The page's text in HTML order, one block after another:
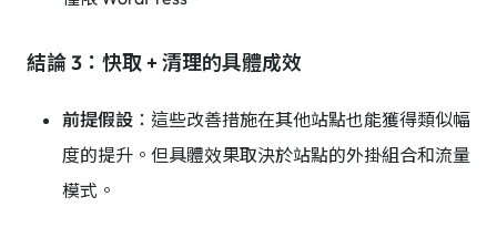
結論 3：快取 + 清理的具體成效
前提假設 ：這些改善措施在其他站點也能獲得類似幅
度的提升。但具體效果取決於站點的外掛組合和流量
模式。